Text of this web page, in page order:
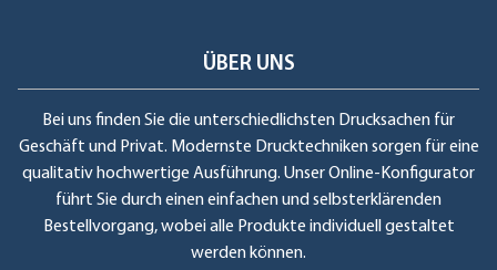
ÜBER UNS
Bei uns finden Sie die unterschiedlichsten Drucksachen für
Geschäft und Privat. Modernste Drucktechniken sorgen für eine
qualitativ hochwertige Ausführung. Unser Online-Konfigurator
führt Sie durch einen einfachen und selbsterklärenden
Bestellvorgang, wobei alle Produkte individuell gestaltet
werden können.